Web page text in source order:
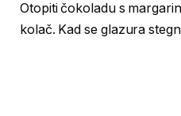
Otopiti čokoladu s
kolač. Kad se glazura